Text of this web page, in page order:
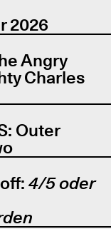
2026
Angry
Charles
Outer
4/5 oder